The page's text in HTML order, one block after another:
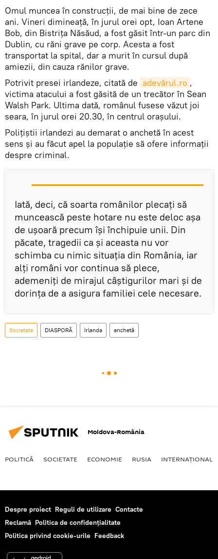
Omul muncea în construcţii, de mai bine de zece
ani. Vineri dimineaţă, în jurul orei opt, Ioan Artene
Bob, din Bistriţa Năsăud, a fost găsit într-un parc din
Dublin, cu răni grave pe corp. Acesta a fost
transportat la spital, dar a murit în cursul după
amiezii, din cauza rănilor grave.
Potrivit presei irlandeze, citată de adevărul.ro ,
victima atacului a fost găsită de un trecător în Sean
Walsh Park. Ultima dată, românul fusese văzut joi
seara, în jurul orei 20.30, în centrul oraşului.
Poliţiştii irlandezi au demarat o anchetă în acest
sens şi au făcut apel la populaţie să ofere informaţii
despre criminal.
Iată, deci, că soarta românilor plecaţi să
muncească peste hotare nu este deloc aşa
de uşoară precum îşi închipuie unii. Din
păcate, tragedii ca şi aceasta nu vor
schimba cu nimic situaţia din România, iar
alţi români vor continua să plece,
ademeniţi de mirajul câştigurilor mari şi de
dorinţa de a asigura familiei cele necesare.
Societate DIASPORĂ Irlanda anchetă
Moldova-România
POLITICĂ SOCIETATE ECONOMIE RUSIA INTERNAŢIONAL
Despre proiect Reguli de utilizare Contacte
Reclamă Politica de confidențialitate
Politica privind cookie-urile Feedback